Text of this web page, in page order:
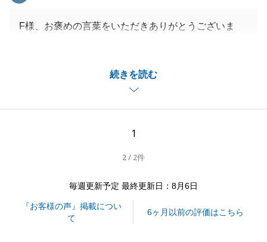
続きを読む
F様、お褒めの言葉をいただきありがとうございま
みとさせていただきます。
今後もお気づきの点や、ご用命がありましたらお気軽
にご相談ください。
閉じる
1
2 / 2件
毎週更新予定 最終更新日：8月6日
『お客様の声』掲載につい
て
6ヶ月以前の評価はこちら